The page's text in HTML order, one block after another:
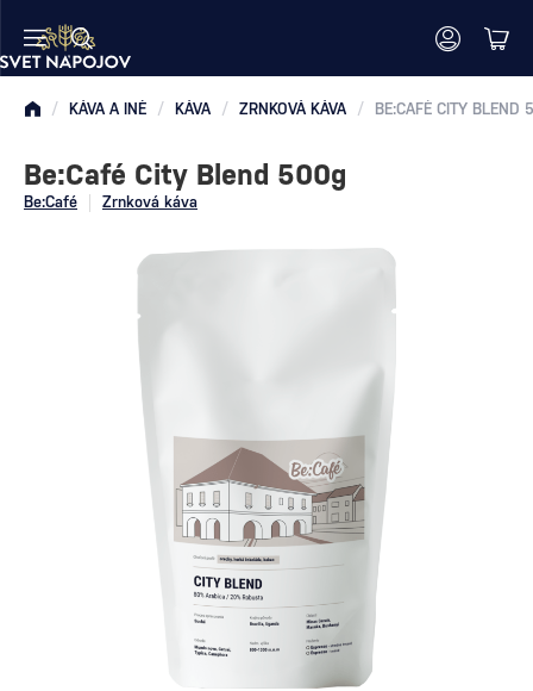
/ KÁVA A INÉ / KÁVA / ZRNKOVÁ KÁVA / BE:CAFÉ CITY BLEND
Be:Café Zrnková káva
Be:Café City Blend 500g